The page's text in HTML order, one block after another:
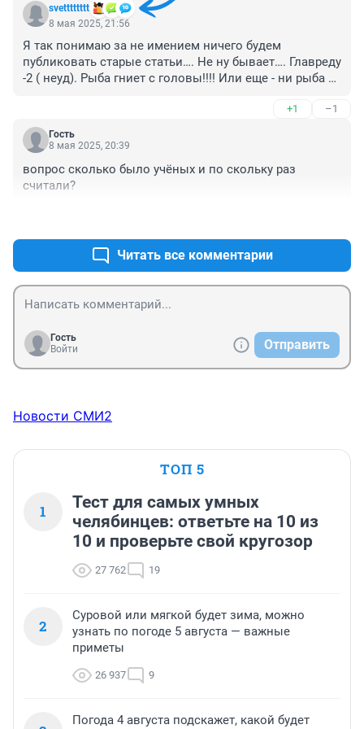
svetttttttt
8 мая 2025, 21:56
Я так понимаю за не имением ничего будем
публиковать старые статьи…. Не ну бывает…. Главреду
-2 ( неуд). Рыба гниет с головы!!!! Или еще - ни рыба
+1 –1
Гость
8 мая 2025, 20:39
вопрос сколько было учёных и по скольку раз
считали?
Читать все комментарии
Гость
Войти
Отправить
Новости СМИ2
ТОП 5
1
Тест для самых умных
челябинцев: ответьте на 10 из
10 и проверьте свой кругозор
27 762 19
2
Суровой или мягкой будет зима, можно
узнать по погоде 5 августа — важные
приметы
26 937 9
Погода 4 августа подскажет, какой будет